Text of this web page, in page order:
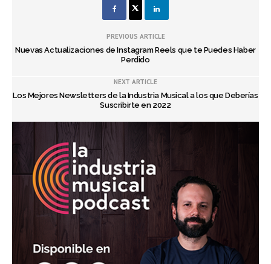
PREVIOUS ARTICLE
Nuevas Actualizaciones de Instagram Reels que te Puedes Haber
Perdido
NEXT ARTICLE
Los Mejores Newsletters de la Industria Musical a los que Deberías
Suscribirte en 2022